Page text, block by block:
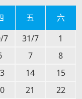
五
六
7 31/7
1
7
8
14
15
21 22